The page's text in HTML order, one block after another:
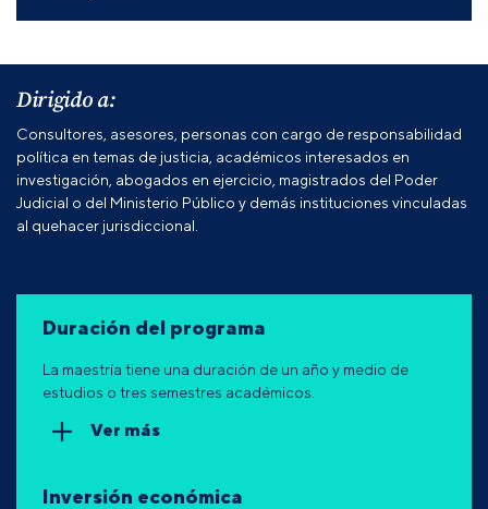
Dirigido a:
Consultores, asesores, personas con cargo de responsabilidad
política en temas de justicia, académicos interesados en
investigación, abogados en ejercicio, magistrados del Poder
Judicial o del Ministerio Público y demás instituciones vinculadas
al quehacer jurisdiccional.
Duración del programa
La maestría tiene una duración de un año y medio de
estudios o tres semestres académicos.
Ver más
Inversión económica